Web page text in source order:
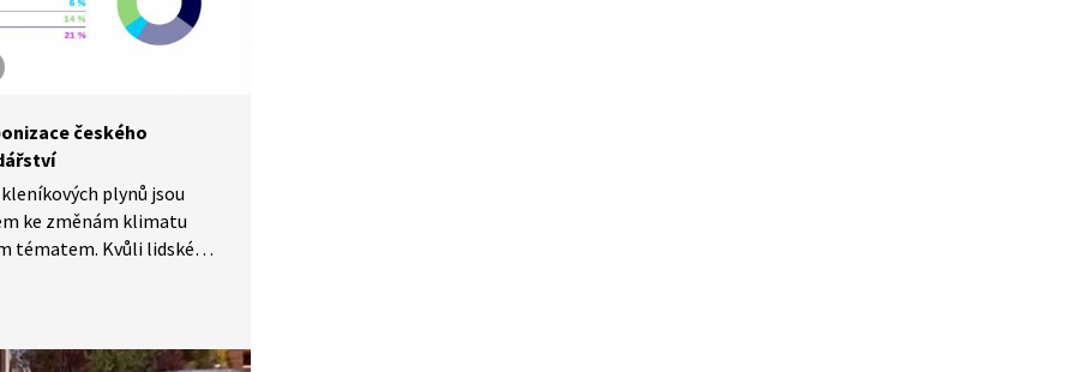
se zachytí oxid uhličitý
z elektráren a jiných
na spalování
českého
plynů jsou
ke změnám klimatu
tématem. Kvůli lidské
klimatickou krizi odvrátit,
tyto emise okamžitě